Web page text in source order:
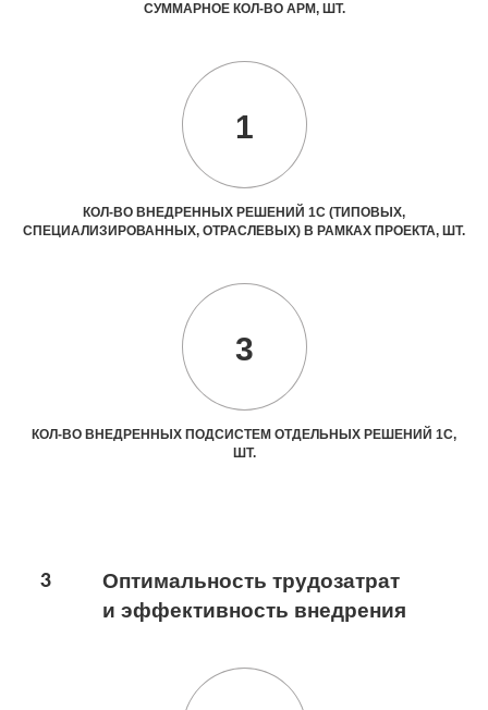
СУММАРНОЕ КОЛ-ВО АРМ, ШТ.
1
КОЛ-ВО ВНЕДРЕННЫХ РЕШЕНИЙ 1С (ТИПОВЫХ,
СПЕЦИАЛИЗИРОВАННЫХ, ОТРАСЛЕВЫХ) В РАМКАХ ПРОЕКТА, ШТ.
3
КОЛ-ВО ВНЕДРЕННЫХ ПОДСИСТЕМ ОТДЕЛЬНЫХ РЕШЕНИЙ 1С,
ШТ.
3
Оптимальность трудозатрат
и эффективность внедрения